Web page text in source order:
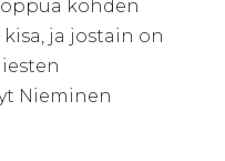
kohden
ja jostain on
Nieminen